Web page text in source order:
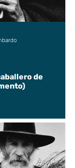
de